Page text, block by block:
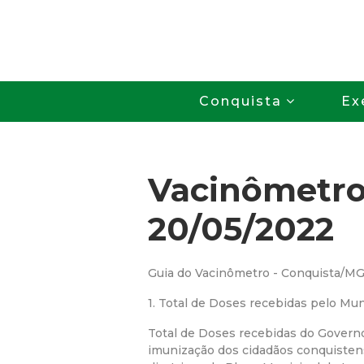
Conquista
20/05/2022
Guia do Vacinômetro - Conquista/MG
1. Total de Doses recebidas pelo
Total de Doses recebidas do
imunização dos cidadãos